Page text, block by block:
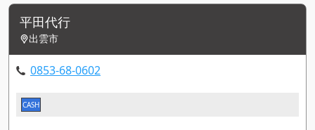
平田代行
出雲市
0853-68-0602
CASH